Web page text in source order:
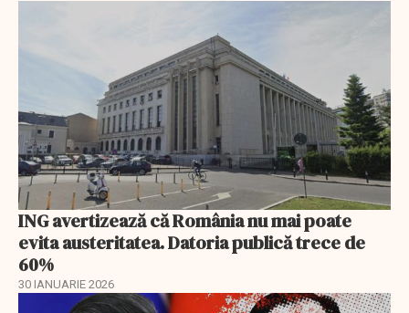
ING avertizează că România nu mai poate
evita austeritatea. Datoria publică trece de
60%
30 IANUARIE 2026